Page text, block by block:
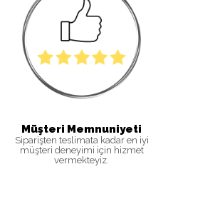
Müşteri Memnuniyeti
Siparişten teslimata kadar en iyi
müşteri deneyimi için hizmet
vermekteyiz.